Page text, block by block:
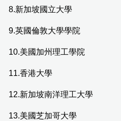
8.新加坡國立大學
9.英國倫敦大學學院
10.美國加州理工學院
11.香港大學
12.新加坡南洋理工大學
13.美國芝加哥大學